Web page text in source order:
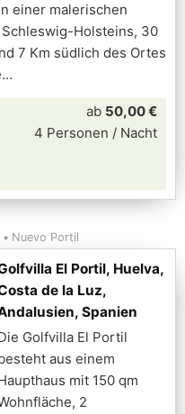
einer malerischen
Holsteins, 30
7 Km südlich des Ortes
ab 50,00 €
4 Personen / Nacht
Nuevo Portil
El Portil, Huelva,
de la Luz,
Spanien
Golfvilla El Portil
aus einem
mit 150 qm
2